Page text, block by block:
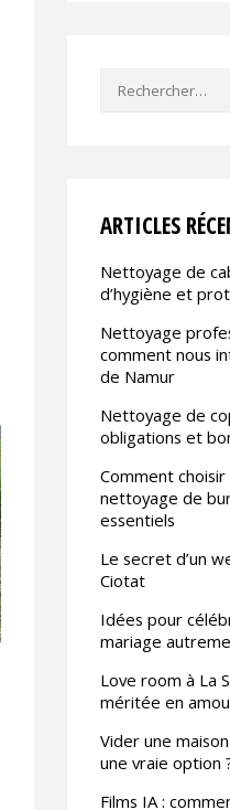
Rechercher :
ARTICLES
Nettoyage de
d’hygiène et
Nettoyage
comment nous
de Namur
Nettoyage de
obligations et
Comment
nettoyage de
essentiels
Le secret d’un
Ciotat
Idées pour
mariage
Love room à La
méritée en
Vider une
une vraie option
Films IA :